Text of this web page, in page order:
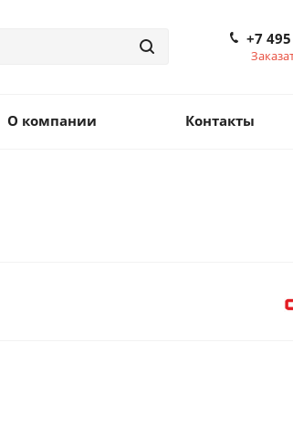
+7
О компании Контакты